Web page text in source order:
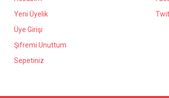
Yeni Üyelik
Üye Girişi
Şifremi Unuttum
Sepetiniz